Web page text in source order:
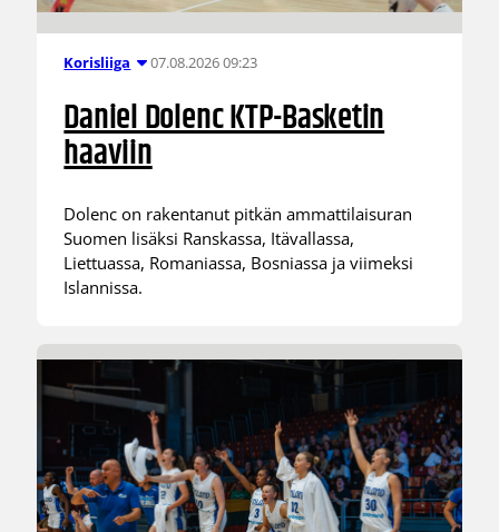
Korisliiga 07.08.2026 09:23
Daniel Dolenc KTP-Basketin
haaviin
Dolenc on rakentanut pitkän ammattilaisuran
Suomen lisäksi Ranskassa, Itävallassa,
Liettuassa, Romaniassa, Bosniassa ja viimeksi
Islannissa.